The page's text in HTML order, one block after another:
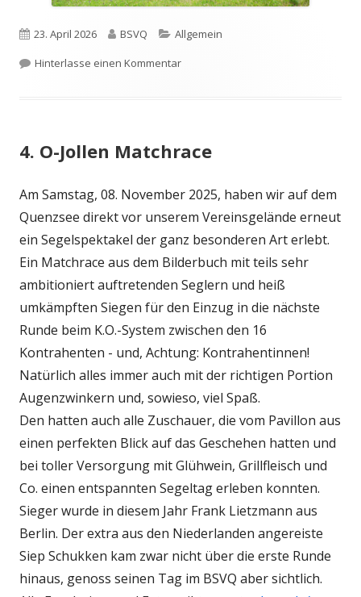
Veröffentlicht
am
23. April 2026 Autor
BSVQ Kategorien
Allgemein
Hinterlasse einen Kommentarzu Abslippen
4. O-Jollen Matchrace
Am Samstag, 08. November 2025, haben wir auf dem
Quenzsee direkt vor unserem Vereinsgelände erneut
ein Segelspektakel der ganz besonderen Art erlebt.
Ein Matchrace aus dem Bilderbuch mit teils sehr
ambitioniert auftretenden Seglern und heiß
umkämpften Siegen für den Einzug in die nächste
Runde beim K.O.-System zwischen den 16
Kontrahenten - und, Achtung: Kontrahentinnen!
Natürlich alles immer auch mit der richtigen Portion
Augenzwinkern und, sowieso, viel Spaß.
Den hatten auch alle Zuschauer, die vom Pavillon aus
einen perfekten Blick auf das Geschehen hatten und
bei toller Versorgung mit Glühwein, Grillfleisch und
Co. einen entspannten Segeltag erleben konnten.
Sieger wurde in diesem Jahr Frank Lietzmann aus
Berlin. Der extra aus den Niederlanden angereiste
Siep Schukken kam zwar nicht über die erste Runde
hinaus, genoss seinen Tag im BSVQ aber sichtlich.